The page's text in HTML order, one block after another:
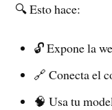
🔍 Esto hace:
🔓 Expone la
🔗 Conecta el
🧠 Usa tu